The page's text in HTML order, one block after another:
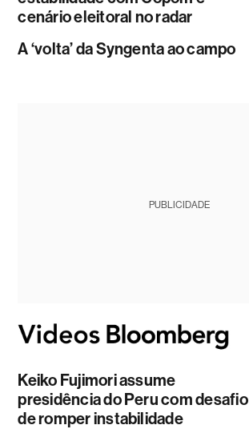
cenário eleitoral no radar
A ‘volta’ da Syngenta ao campo
PUBLICIDADE
Keiko Fujimori assume
presidência do Peru com desafio
de romper instabilidade